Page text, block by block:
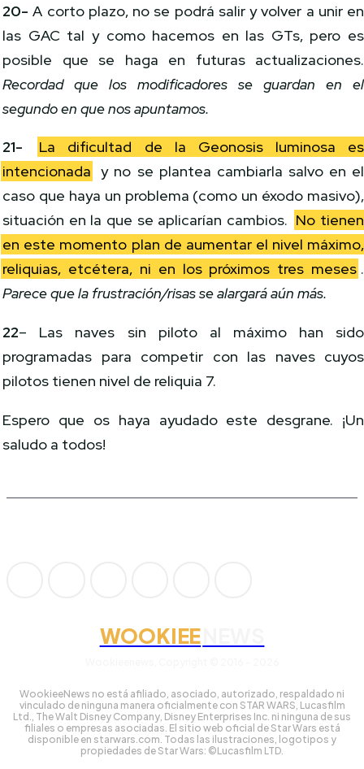
20-A corto plazo, no se podrá salir y volver a unir en
las GAC tal y como hacemos en las GTs, pero es
posible que se haga en futuras actualizaciones.
Recordad que los modificadores se guardan en el
segundo en que nos apuntamos.
21-
La dificultad de la Geonosis luminosa es
intencionada y no se plantea cambiarla salvo en el
caso que haya un problema (como un éxodo masivo),
situación en la que se aplicarían cambios. No tienen
en este momento plan de aumentar el nivel máximo,
reliquias, etcétera, ni en los próximos tres meses .
Parece que la frustración/risas se alargará aún más.
22– Las naves sin piloto al máximo han sido
programadas para competir con las naves cuyos
pilotos tienen nivel de reliquia 7.
Espero que os haya ayudado este desgrane. ¡Un
saludo a todos!
WOOKIEE
WookieeNews no está afiliado, asociado, autorizado, respaldado ni
vinculado de ninguna manera oficialmente con STAR WARS, Lucasfilm
Ltd., The Walt Disney Company, Disney Enterprises Inc. ni ninguna de sus
filiales o empresas asociadas. El sitio web oficial de Star Wars está
disponible en starwars.com. Todas las ilustraciones, logotipos y
propiedades de Star Wars: ©Lucasfilm LTD.